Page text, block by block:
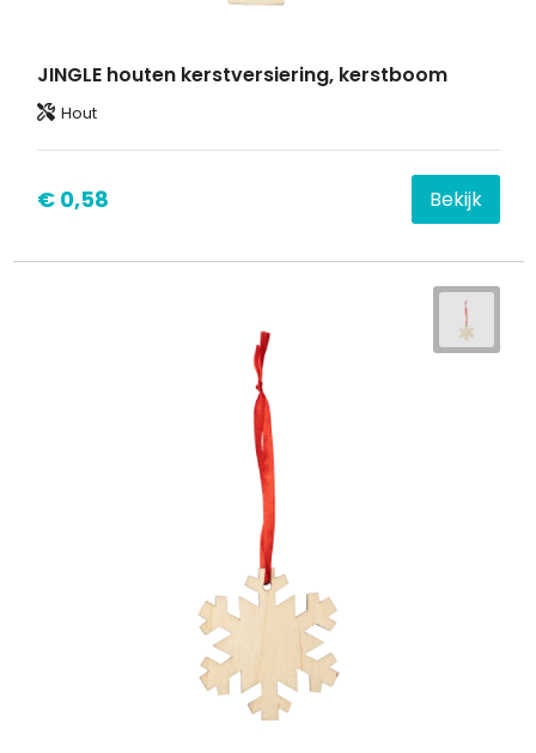
JINGLE houten kerstversiering, kerstboom
Hout
€ 0,58 Bekijk